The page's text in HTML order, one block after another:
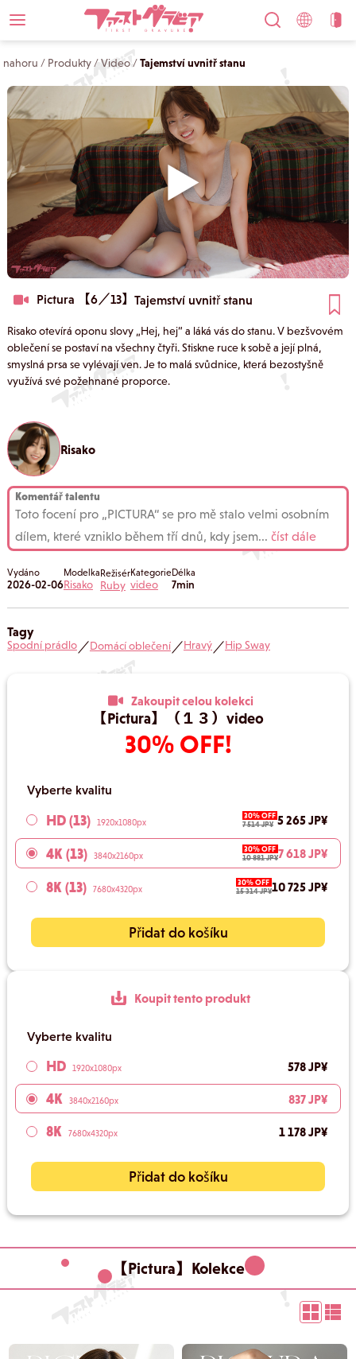
nahoru / Produkty /Video/Tajemství uvnitř stanu
Pictura 【6／13】 Tajemství uvnitř stanu
Risako otevírá oponu slovy „Hej, hej“ a láká vás do stanu. V bezšvovém
oblečení se postaví na všechny čtyři. Stiskne ruce k sobě a její plná,
smyslná prsa se vylévají ven. Je to malá svůdnice, která bezostyšně
využívá své požehnané proporce.
Risako
Komentář talentu
Toto focení pro „PICTURA“ se pro mě stalo velmi osobním
dílem, které vzniklo během tří dnů, kdy jsem... číst dále
Vydáno
2026-02-06
Modelka
Risako
Režisér
Ruby
Kategorie
video
Délka
7min
Tagy
Spodní prádlo／Domácí oblečení／Hravý／Hip Sway
Zakoupit celou kolekci
【Pictura】（１３）video
30% OFF!
Vyberte kvalitu
HD (13) 1920x1080px
30% OFF
7 514 JP¥ 5 265 JP¥
4K (13) 3840x2160px
30% OFF
10 881 JP¥7 618 JP¥
8K (13) 7680x4320px
30% OFF
15 314 JP¥10 725 JP¥
Přidat do košíku
Koupit tento produkt
Vyberte kvalitu
HD 1920x1080px 578 JP¥
4K 3840x2160px 837 JP¥
8K 7680x4320px 1 178 JP¥
Přidat do košíku
【Pictura】Kolekce